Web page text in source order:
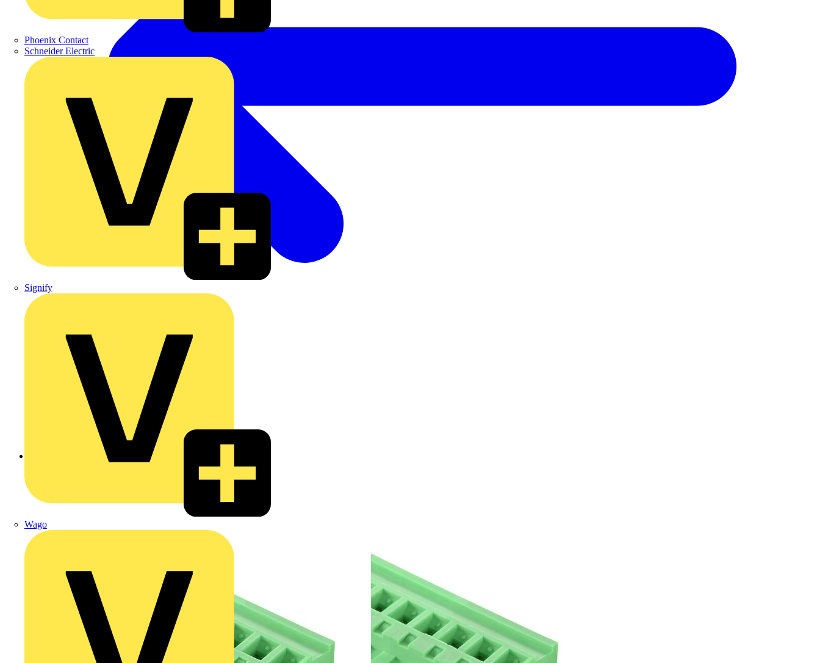
Phoenix Contact
Schneider Electric
Signify
Wago